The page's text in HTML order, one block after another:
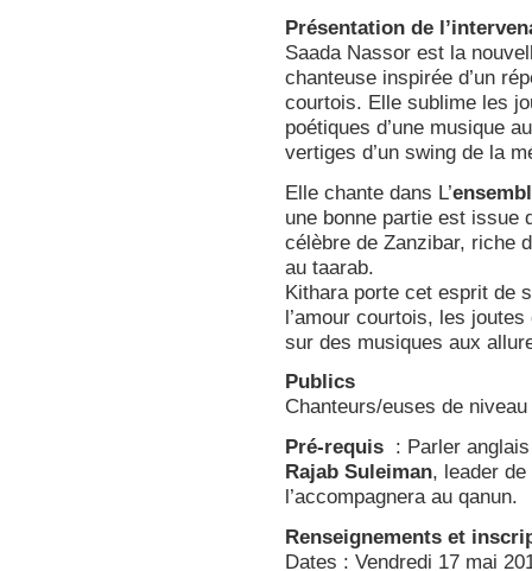
Présentation de
Saada Nassor est la
chanteuse inspirée d’un
courtois. Elle sublime les
poétiques d’une musique
vertiges d’un swing de la
Elle chante dans L’
une bonne partie est issue
célèbre de Zanzibar, riche
au taarab.
Kithara porte cet esprit de
l’amour courtois, les
sur des musiques aux
Publics
Chanteurs/euses de
Pré-requis : Parler anglais
Rajab Suleiman, leader
l’accompagnera au qanun.
Renseignements et
Dates : Vendredi 17 mai